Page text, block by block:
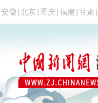
安徽 北京 重庆 福建 甘肃